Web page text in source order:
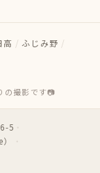
高 / ふじみ野 /
撮影です📷
5 ・
・